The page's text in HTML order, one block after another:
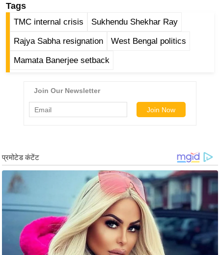
ली
वु
ली
क्षा
B
r
e
a
Tags
TMC internal crisis Sukhendu Shekhar Ray
Rajya Sabha resignation West Bengal politics
Mamata Banerjee setback